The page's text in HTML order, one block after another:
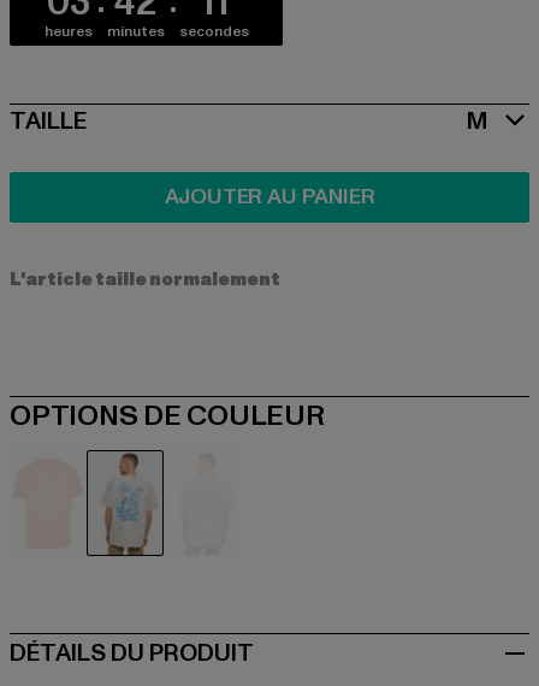
heures minutes secondes
SIZE
TAILLE M
AJOUTER AU PANIER
L'article taille normalement
OPTIONS DE COULEUR
DÉTAILS DU PRODUIT